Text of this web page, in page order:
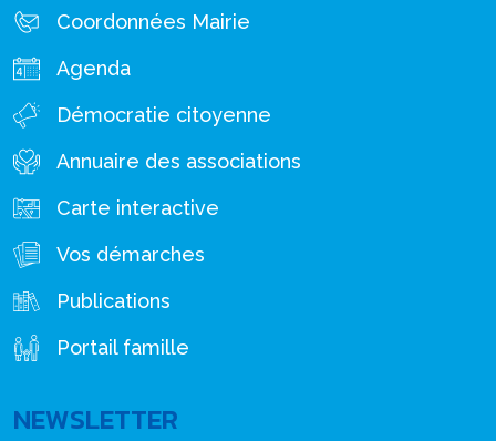
Coordonnées Mairie
Agenda
Démocratie citoyenne
Annuaire des associations
Carte interactive
Vos démarches
Publications
Portail famille
NEWSLETTER